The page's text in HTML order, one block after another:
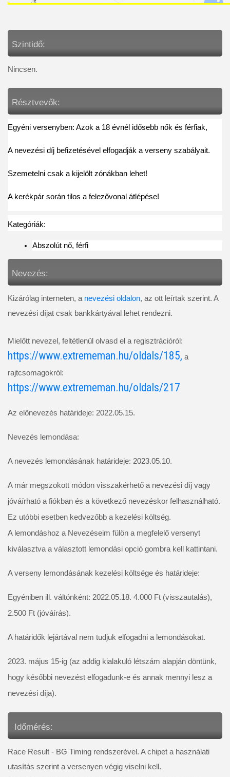
Szintidő:
Nincsen.
Résztvevők:
Egyéni versenyben: Azok a 18 évnél idősebb nők és férfiak,
A nevezési díj befizetésével elfogadják a verseny szabályait.
Szemetelni csak a kijelölt zónákban lehet!
A kerékpár során tilos a felezővonal átlépése!
Kategóriák:
Abszolút nő, férfi
Nevezés:
Kizárólag interneten, a nevezési oldalon, az ott leírtak szerint. A
nevezési díjat csak bankkártyával lehet rendezni.
https://www.extrememan.hu/oldals/185, a
https://www.extrememan.hu/oldals/217
Az előnevezés határideje: 2022.05.15.
Nevezés lemondása:
A nevezés lemondásának határideje: 2023.05.10.
A már megszokott módon visszakérhető a nevezési díj vagy
jóváírható a fiókban és a következő nevezéskor felhasználható.
Ez utóbbi esetben kedvezőbb a kezelési költség.
A lemondáshoz a Nevezéseim fülön a megfelelő versenyt
kiválasztva a választott lemondási opció gombra kell kattintani.
A verseny lemondásának kezelési költsége és határideje:
Egyéniben ill. váltónként: 2022.05.18. 4.000 Ft (visszautalás),
2.500 Ft (jóváírás).
A határidők lejártával nem tudjuk elfogadni a lemondásokat.
2023. május 15-ig (az addig kialakuló létszám alapján döntünk,
hogy későbbi nevezést elfogadunk-e és annak mennyi lesz a
nevezési díja).
Időmérés:
Race Result - BG Timing rendszerével. A chipet a használati
utasítás szerint a versenyen végig viselni kell.